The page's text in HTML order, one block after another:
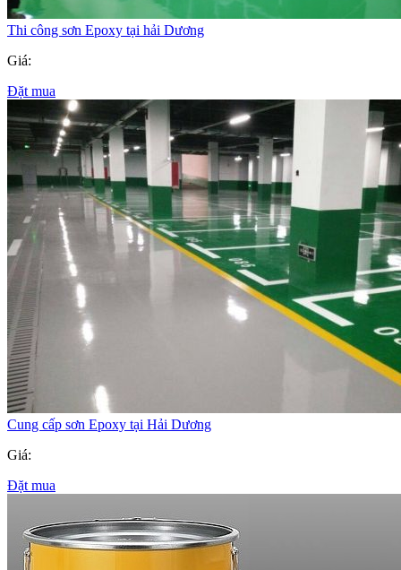
Thi công sơn Epoxy tại hải Dương
Giá:
Đặt mua
Cung cấp sơn Epoxy tại Hải Dương
Giá:
Đặt mua